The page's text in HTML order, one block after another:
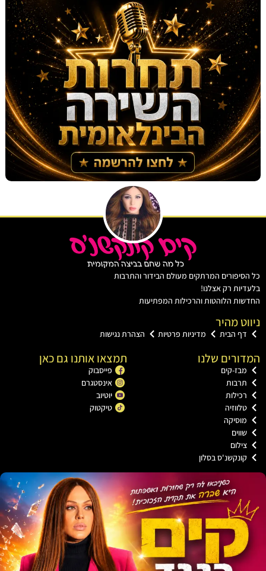
המרתקים מעולם הבידור והתרבות
רק אצלנו!
הלוהטות והרכילות המפתיעות
מהיר
הבית מדיניות פרטיות הצהרת נגישות
שלנו
קים
בסלון
תמצאו אותנו גם כאן
פייסבוק
אינסטגרם
יוטיוב
טיקטוק